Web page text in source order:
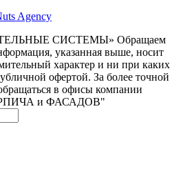
Agency
СИСТЕМЫ» Обращаем
указанная выше, носит
характер и ни при каких
офертой. За более точной
в офисы компании
и ФАСАДОВ"